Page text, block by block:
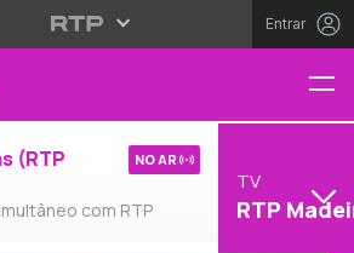
Entrar
(RTP
com RTP
NO AR
TV
RTP